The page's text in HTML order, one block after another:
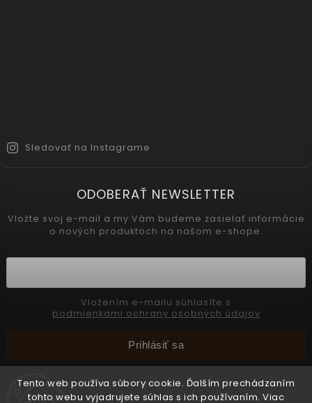
Tento web používa súbory cookie. Ďalším prechádzaním
tohto webu vyjadrujete súhlas s ich používaním. Viac
Sledovať na Instagrame
ODOBERAŤ NEWSLETTER
Vložte svoj e-mail a my Vám budeme zasielať informácie
o nových produktoch na našom e-shope.
podmienkami ochrany osobných údajov
Prihlásiť sa
Copyright 2026INTERMEDIC SK. Všetky práva vyhradené.